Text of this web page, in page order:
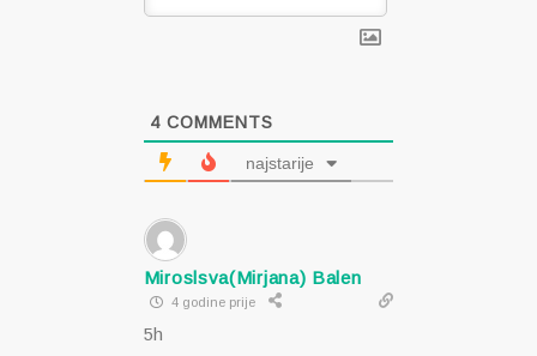
4COMMENTS
najstarije
Miroslsva(Mirjana) Balen
4 godine prije
5h